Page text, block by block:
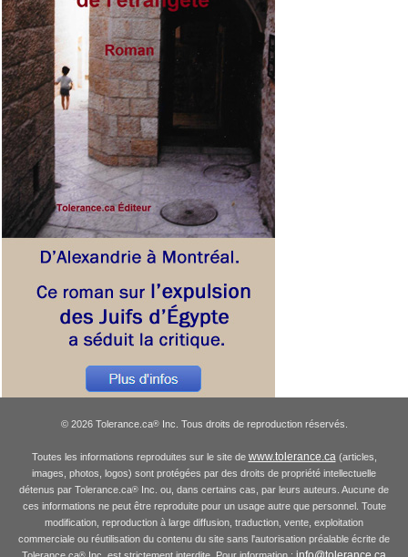
© 2026 Tolerance.ca®Inc. Tous droits de reproduction réservés.
Toutes les informations reproduites sur le site de www.tolerance.ca(articles,
images, photos, logos) sont protégées par des droits de propriété intellectuelle
détenus par Tolerance.ca® Inc. ou, dans certains cas, par leurs auteurs. Aucune de
ces informations ne peut être reproduite pour un usage autre que personnel. Toute
modification, reproduction à large diffusion, traduction, vente, exploitation
commerciale ou réutilisation du contenu du site sans l'autorisation préalable écrite de